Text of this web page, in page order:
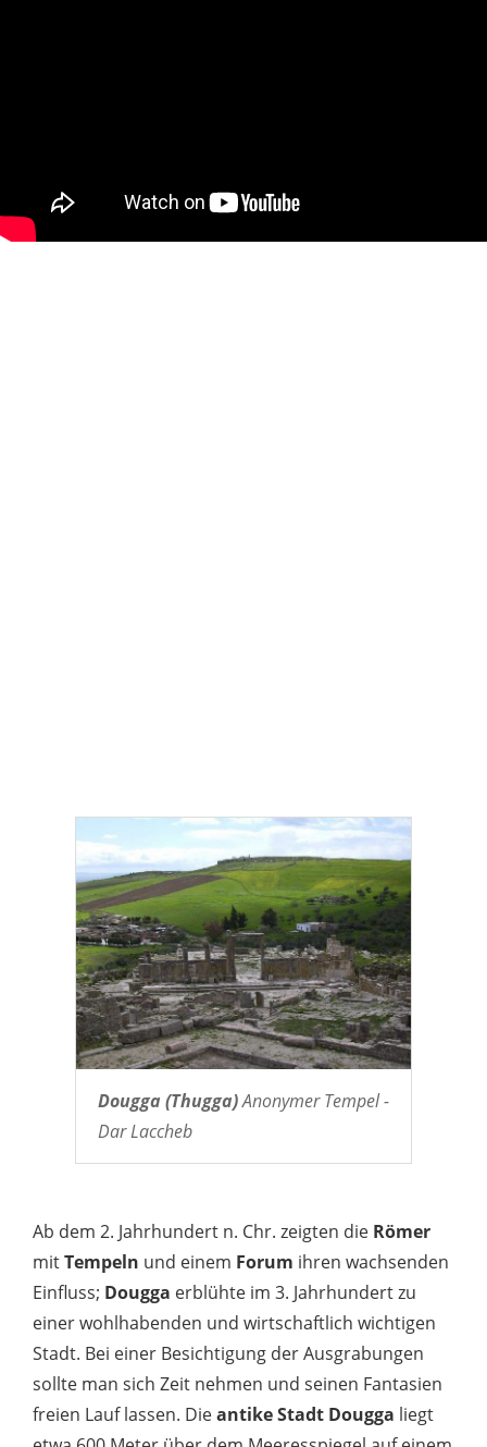
Dougga (Thugga)Anonymer Tempel -
Dar Laccheb
Ab dem 2. Jahrhundert n. Chr. zeigten die Römer
mitTempeln und einem Forum ihren wachsenden
Einfluss; Dougga erblühte im 3. Jahrhundert zu
einer wohlhabenden und wirtschaftlich wichtigen
Stadt. Bei einer Besichtigung der Ausgrabungen
sollte man sich Zeit nehmen und seinen Fantasien
freien Lauf lassen. Dieantike Stadt Dougga liegt